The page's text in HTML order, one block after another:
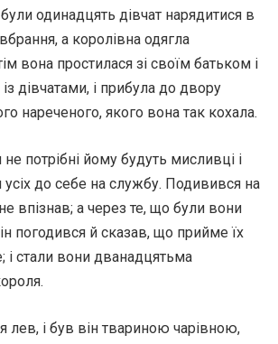
одинадцять дівчат нарядитися в
а королівна одягла
вона простилася зі своїм батьком і
дівчатами, і прибула до двору
нареченого, якого вона так кохала.
потрібні йому будуть мисливці і
усіх до себе на службу. Подивився на
впізнав; а через те, що були вони
погодився й сказав, що прийме їх
і стали вони дванадцятьма
лев, і був він твариною чарівною,